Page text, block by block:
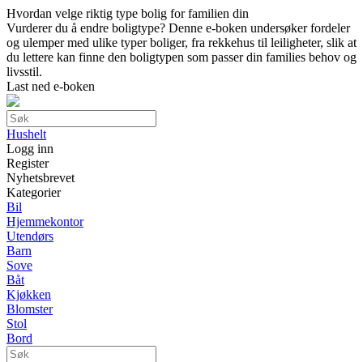
Hvordan velge riktig type bolig for familien din
Vurderer du å endre boligtype? Denne e-boken undersøker fordeler
og ulemper med ulike typer boliger, fra rekkehus til leiligheter, slik at
du lettere kan finne den boligtypen som passer din families behov og
livsstil.
Last ned e-boken
Hushelt
Logg inn
Register
Nyhetsbrevet
Kategorier
Bil
Hjemmekontor
Utendørs
Barn
Sove
Båt
Kjøkken
Blomster
Stol
Bord